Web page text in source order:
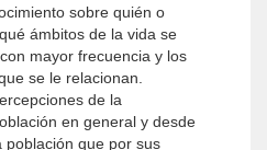
sobre quién o
ámbitos de la vida se
mayor frecuencia y los
se le relacionan.
de la
en general y desde
población que por sus